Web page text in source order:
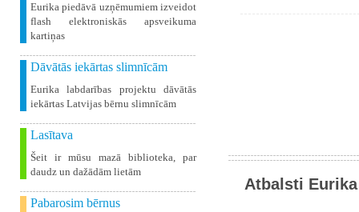
Eurika piedāvā uzņēmumiem izveidot
flash elektroniskās apsveikuma
kartiņas
Dāvātās iekārtas slimnīcām
Eurika labdarības projektu dāvātās
iekārtas Latvijas bērnu slimnīcām
Lasītava
Šeit ir mūsu mazā biblioteka, par
daudz un dažādām lietām
Pabarosim bērnus
Atbalsti